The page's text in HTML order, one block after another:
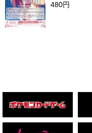
480円